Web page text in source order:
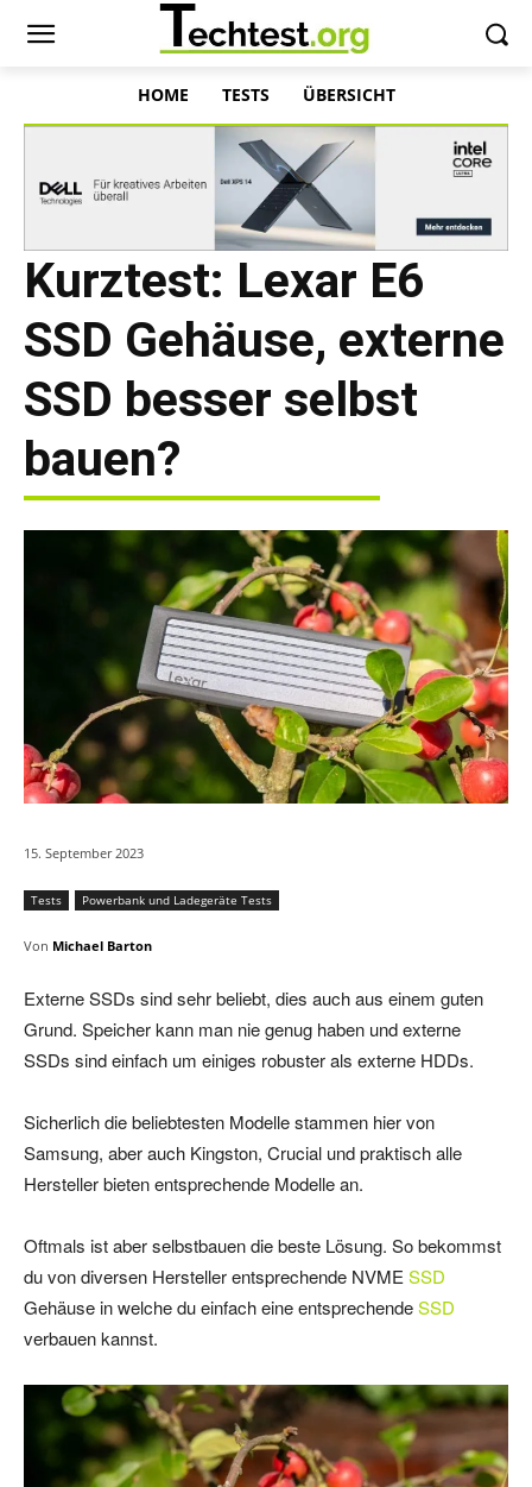
HOME TESTS ÜBERSICHT
Kurztest: Lexar E6
SSD Gehäuse, externe
SSD besser selbst
bauen?
15. September 2023
Tests Powerbank und Ladegeräte Tests
Von Michael Barton
Externe SSDs sind sehr beliebt, dies auch aus einem guten
Grund. Speicher kann man nie genug haben und externe
SSDs sind einfach um einiges robuster als externe HDDs.
Sicherlich die beliebtesten Modelle stammen hier von
Samsung, aber auch Kingston, Crucial und praktisch alle
Hersteller bieten entsprechende Modelle an.
Oftmals ist aber selbstbauen die beste Lösung. So bekommst
du von diversen Hersteller entsprechende NVME SSD
Gehäuse in welche du einfach eine entsprechendeSSD
verbauen kannst.